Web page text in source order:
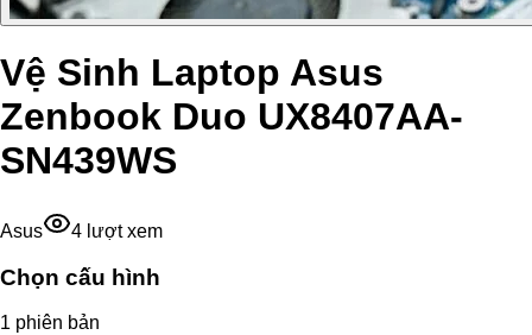
Vệ Sinh Laptop Asus
Zenbook Duo UX8407AA-
SN439WS
Asus 4 lượt xem
Chọn cấu hình
1 phiên bản